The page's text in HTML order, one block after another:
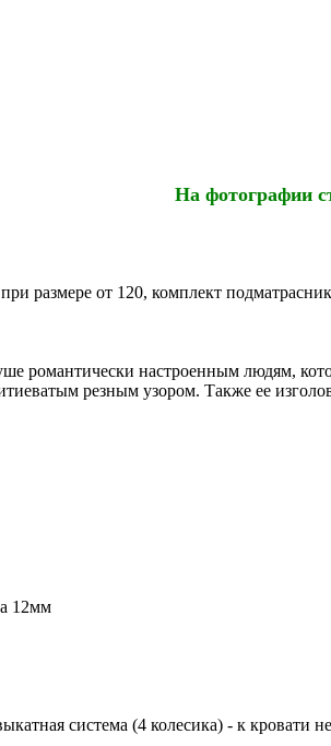
На фотографии
размере от 120, комплект
романтически настроенным людям,
резным узором. Также ее
12мм
система (4 колесика) - к кровати